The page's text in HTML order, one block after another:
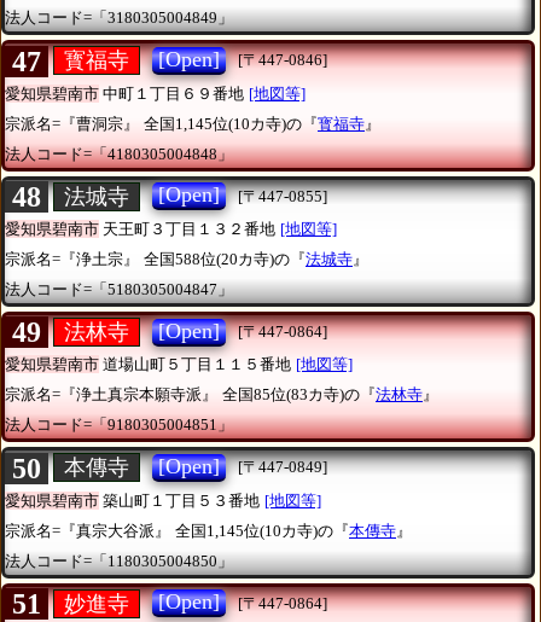
法人コード=「3180305004849」
47 寳福寺 [Open]
[〒447-0846]
愛知県碧南市 中町１丁目６９番地 [地図等]
宗派名=『曹洞宗』
全国1,145位(10カ寺)の『寳福寺 』
法人コード=「4180305004848」
48 法城寺 [Open]
[〒447-0855]
愛知県碧南市 天王町３丁目１３２番地 [地図等]
宗派名=『浄土宗』
全国588位(20カ寺)の『法城寺』
法人コード=「5180305004847」
49 法林寺 [Open]
[〒447-0864]
愛知県碧南市 道場山町５丁目１１５番地 [地図等]
宗派名=『浄土真宗本願寺派』
全国85位(83カ寺)の『法林寺』
法人コード=「9180305004851」
50 本傳寺 [Open]
[〒447-0849]
愛知県碧南市 築山町１丁目５３番地 [地図等]
宗派名=『真宗大谷派』
全国1,145位(10カ寺)の『本傳寺 』
法人コード=「1180305004850」
51 妙進寺 [Open]
[〒447-0864]